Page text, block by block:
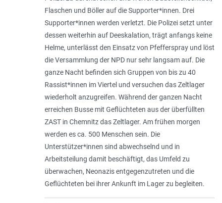
Flaschen und Böller auf die Sup­por­­ter*innen. Drei
Supporter*innen werden verletzt. Die Polizei setzt unter
dessen weiterhin auf Deeskalation, trägt anfangs keine
Helme, unterlässt den Einsatz von Pfefferspray und löst
die Versammlung der NPD nur sehr langsam auf. Die
ganze Nacht befinden sich Gruppen von bis zu 40
Rassist*innen im Viertel und versuchen das Zeltlager
wiederholt anzugreifen. Während der ganzen Nacht
erreichen Busse mit Geflüchteten aus der überfüllten
ZAST in Chemnitz das Zeltlager. Am frühen morgen
werden es ca. 500 Menschen sein. Die
Unterstützer*innen sind abwechselnd und in
Arbeitsteilung damit beschäftigt, das Umfeld zu
überwachen, Neonazis entgegenzutreten und die
Geflüchteten bei ihrer Ankunft im Lager zu begleiten.